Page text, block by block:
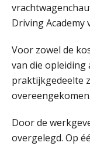
Driving Academy
Voor zowel de
van die opleiding
praktijkgedeelte
overeengekomen.
Door de
overgelegd. Op